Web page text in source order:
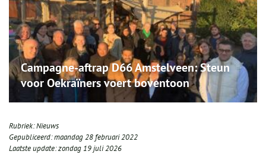
Campagne-aftrap D66 Amstelveen: Steun
voor Oekraïners voert boventoon
Rubriek:Nieuws
Gepubliceerd:maandag 28 februari 2022
Laatste update:zondag 19 juli 2026